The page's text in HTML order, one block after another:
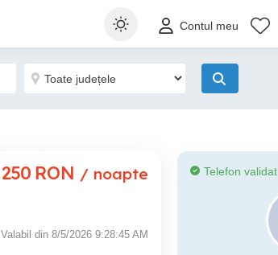
Contul meu
250 RON / noapte
Valabil din 8/5/2026 9:28:45 AM
Telefon validat